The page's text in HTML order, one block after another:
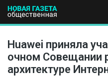
ПОЛИТИКА
Huawei приняла
очном Совещании
архитектуре